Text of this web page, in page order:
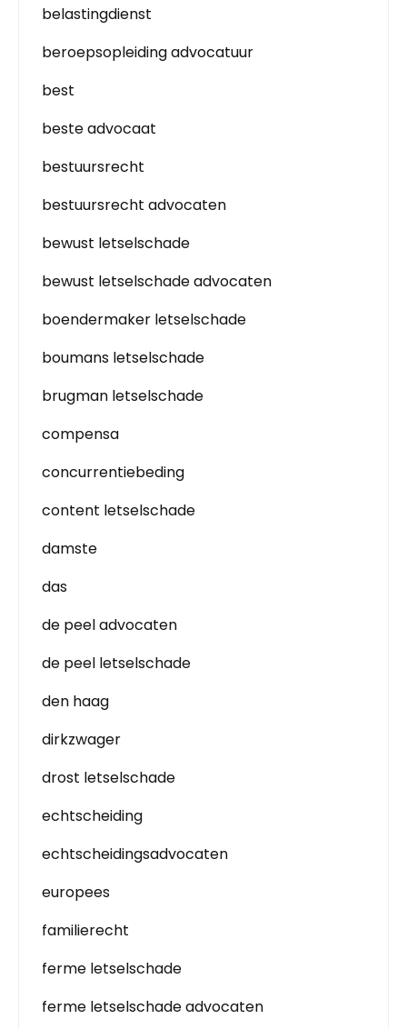
belastingdienst
beroepsopleiding advocatuur
best
beste advocaat
bestuursrecht
bestuursrecht advocaten
bewust letselschade
bewust letselschade advocaten
boendermaker letselschade
boumans letselschade
brugman letselschade
compensa
concurrentiebeding
content letselschade
damste
das
de peel advocaten
de peel letselschade
den haag
dirkzwager
drost letselschade
echtscheiding
echtscheidingsadvocaten
europees
familierecht
ferme letselschade
ferme letselschade advocaten